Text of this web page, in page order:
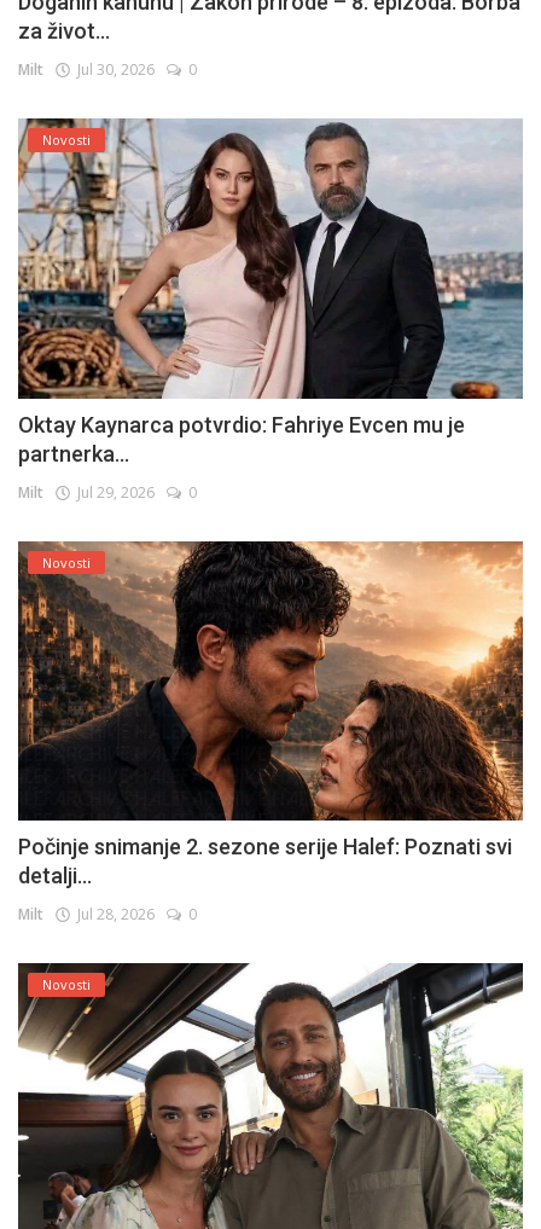
za život...
Milt Jul 30, 2026 0
Novosti
Oktay Kaynarca potvrdio: Fahriye Evcen mu je
partnerka...
Milt Jul 29, 2026 0
Novosti
Počinje snimanje 2. sezone serije Halef: Poznati svi
detalji...
Milt Jul 28, 2026 0
Novosti